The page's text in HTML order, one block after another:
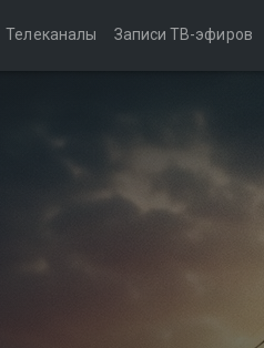
Телеканалы Записи ТВ-эфиров